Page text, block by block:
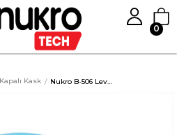
0
Kapalı Kask